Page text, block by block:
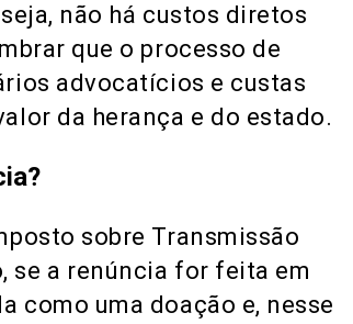
não há custos diretos
que o processo de
advocatícios e custas
da herança e do estado.
sobre Transmissão
se a renúncia for feita em
como uma doação e, nesse